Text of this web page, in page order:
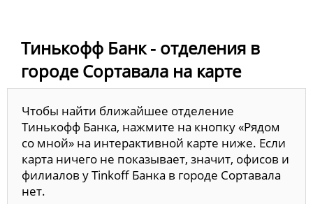
Тинькофф Банк - отделения в
городе Сортавала на карте
Чтобы найти ближайшее отделение
Тинькофф Банка, нажмите на кнопку «Рядом
со мной» на интерактивной карте ниже. Если
карта ничего не показывает, значит, офисов и
филиалов у Tinkoff Банка в городе Сортавала
нет.